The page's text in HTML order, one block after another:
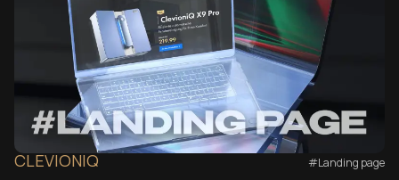
CLEVIONIQ #Landing page